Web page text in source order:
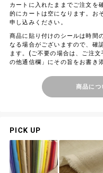
カートに入れたままでご注文を
的にカートは空になります。お
申し込みください。
商品に貼り付けのシールは時間
なる場合がございますので、確
ます。(ご不要の場合は、ご注
の他通信欄」にその旨をお書き
商品につ
PICK UP